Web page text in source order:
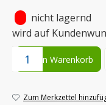
nicht lagernd
wird auf
Produkt Anzahl: Gib
In den Warenkorb
Zum Merkzettel